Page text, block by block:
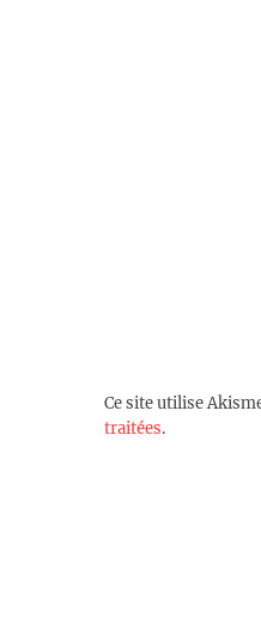
Ce site utilise
traitées.